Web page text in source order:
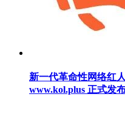
新一代革命性网络红
www.kol.plus 正式发